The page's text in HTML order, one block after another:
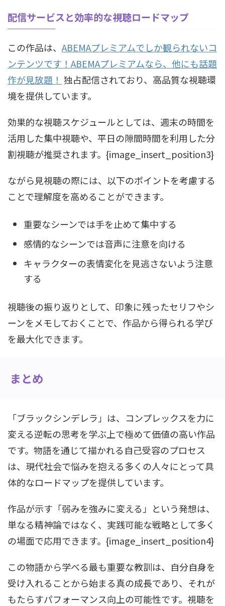
配信サービスと効率的な視聴ロードマップ
この作品は、 ABEMAプレミアムでしか観られないコ
ンテンツです！ABEMAプレミアムなら、他にも話題
作が見放題！ 独占配信されており、高品質な視聴環
境を提供しています。
効果的な視聴スケジュールとしては、週末の時間を
活用した集中視聴や、平日の隙間時間を利用した分
割視聴が推奨されます。{image_insert_position3}
ながら見視聴の際には、以下のポイントを考慮する
ことで理解度を高めることができます。
重要なシーンでは手を止めて集中する
感情的なシーンでは音声に注意を向ける
キャラクターの表情変化を見逃さないよう注意
する
視聴後の振り返りとして、印象に残ったセリフやシ
ーンをメモしておくことで、作品から得られる学び
を最大化できます。
まとめ
「ブラックシンデレラ」は、コンプレックスを力に
変える逆転の思考を学ぶ上で極めて価値の高い作品
です。物語を通じて描かれる自己受容のプロセス
は、現代社会で悩みを抱える多くの人々にとって具
体的なロードマップを提供しています。
作品が示す「弱みを強みに変える」という発想は、
単なる精神論ではなく、実践可能な戦略として多く
の場面で応用できます。{image_insert_position4}
この物語から学べる最も重要な教訓は、自分自身を
受け入れることから始まる真の成長であり、それが
もたらすパフォーマンス向上の可能性です。視聴を